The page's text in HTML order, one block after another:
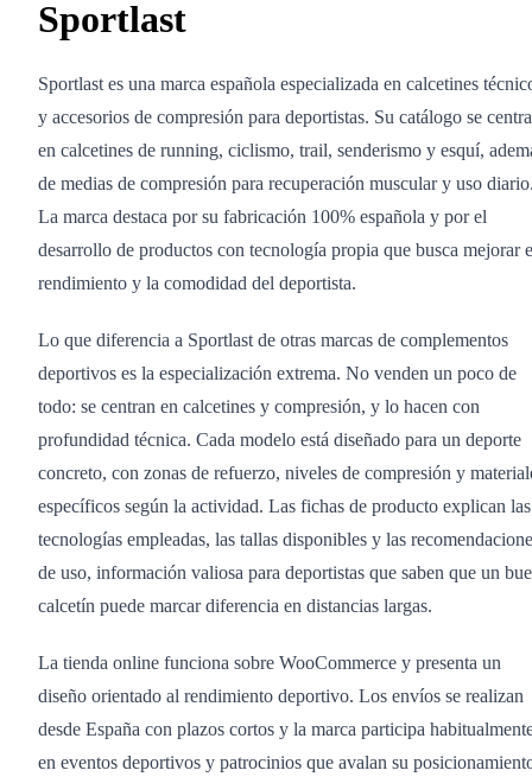
Sportlast
Sportlast es una marca española especializada en calcetines
y accesorios de compresión para deportistas. Su catálogo se centra
en calcetines de running, ciclismo, trail, senderismo y esquí,
de medias de compresión para recuperación muscular y uso
La marca destaca por su fabricación 100% española y por el
desarrollo de productos con tecnología propia que busca mejorar
rendimiento y la comodidad del deportista.
Lo que diferencia a Sportlast de otras marcas de complementos
deportivos es la especialización extrema. No venden un poco de
todo: se centran en calcetines y compresión, y lo hacen con
profundidad técnica. Cada modelo está diseñado para un deporte
concreto, con zonas de refuerzo, niveles de compresión y
específicos según la actividad. Las fichas de producto explican las
tecnologías empleadas, las tallas disponibles y las
de uso, información valiosa para deportistas que saben que un
calcetín puede marcar diferencia en distancias largas.
La tienda online funciona sobre WooCommerce y presenta un
diseño orientado al rendimiento deportivo. Los envíos se realizan
desde España con plazos cortos y la marca participa
en eventos deportivos y patrocinios que avalan su